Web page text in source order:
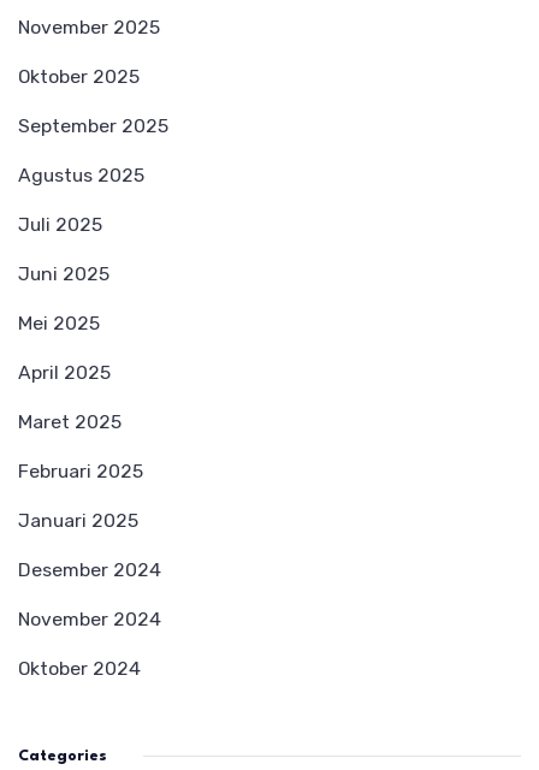
November 2025
Oktober 2025
September 2025
Agustus 2025
Juli 2025
Juni 2025
Mei 2025
April 2025
Maret 2025
Februari 2025
Januari 2025
Desember 2024
November 2024
Oktober 2024
Categories